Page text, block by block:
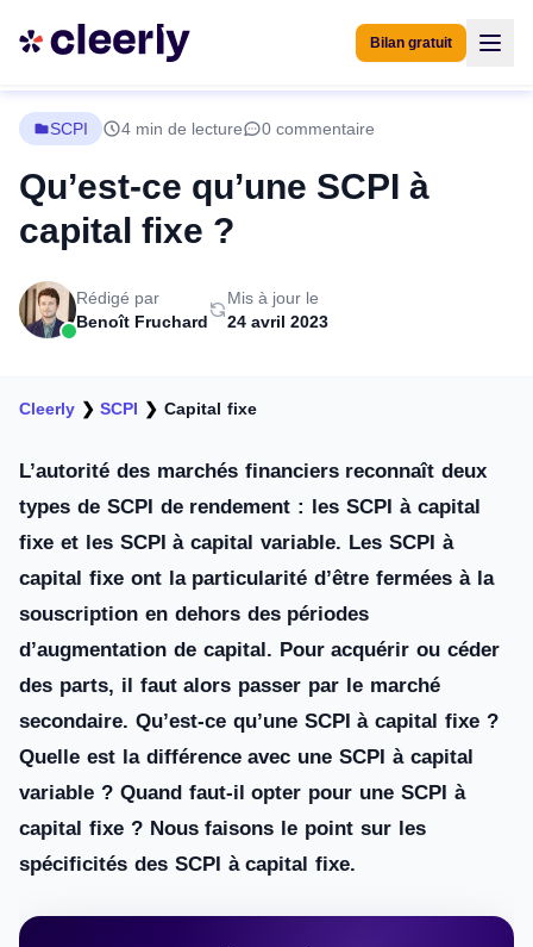
Bilan gratuit
SCPI 4 min de lecture 0 commentaire
Qu’est-ce qu’une SCPI à
capital fixe ?
Rédigé par
Benoît Fruchard
Mis à jour le
24 avril 2023
Cleerly ❯SCPI ❯ Capital fixe
L’autorité des marchés financiers reconnaît deux
types de SCPI de rendement : les SCPI à capital
fixe et les SCPI à capital variable. Les SCPI à
capital fixe ont la particularité d’être fermées à la
souscription en dehors des périodes
d’augmentation de capital. Pour acquérir ou céder
des parts, il faut alors passer par le marché
secondaire. Qu’est-ce qu’une SCPI à capital fixe ?
Quelle est la différence avec une SCPI à capital
variable ? Quand faut-il opter pour une SCPI à
capital fixe ? Nous faisons le point sur les
spécificités des SCPI à capital fixe.